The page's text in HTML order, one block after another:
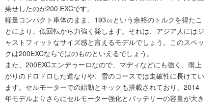
乗せしたのが200 EXCです。
軽量コンパクト車体のまま、193㏄という余裕のトルクを得たこ
とにより、低回転から力強く発します。それは、アジア人にはジ
ャストフィットなサイズ感と言えるモデルでしょう。このスペッ
クは200EXCならではのものといえるでしょう。
また、200EXCエンデゥーロなので、マディなどにも強く、雨上
がりのドロドロした道なりや、雪のコースでは走破性に長けてい
ます。セルモーターでの始動とキックも搭載されており、2014
年モデルよりさらにセルモーター強化とバッテリーの容量が大き